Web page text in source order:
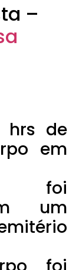
–
hrs de
em
foi
um